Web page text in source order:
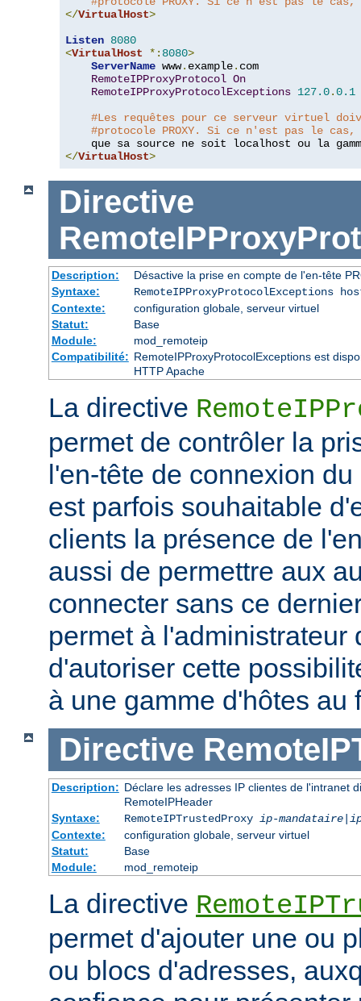
</VirtualHost>
Listen 8080
<VirtualHost *: 8080>
ServerName www. example. com
RemoteIPProxyProtocol On
RemoteIPProxyProtocolExceptions 127.0.0.1
#Les requêtes pour ce serveur virtuel
#protocole PROXY. Si ce n'est pas le cas,
que sa source ne soit localhost ou la
</VirtualHost>
Directive
Description:
Désactive la prise en compte de l'en-tête
Syntaxe:
RemoteIPProxyProtocolExceptions
Contexte:
configuration globale, serveur virtuel
Statut:
Base
Module:
mod_remoteip
Compatibilité: RemoteIPProxyProtocolExceptions est
HTTP Apache
La directive
permet de contrôler la
l'en-tête de connexion
est parfois souhaitable
clients la présence de
aussi de permettre aux
connecter sans ce
permet à l'administrateur
d'autoriser cette
à une gamme d'hôtes au
Directive
Description: Déclare les adresses IP clientes de l'intranet
RemoteIPHeader
Syntaxe:
RemoteIPTrustedProxy ip-mandataire|
Contexte:
configuration globale, serveur virtuel
Statut:
Base
Module:
mod_remoteip
La directive
permet d'ajouter une ou
ou blocs d'adresses,